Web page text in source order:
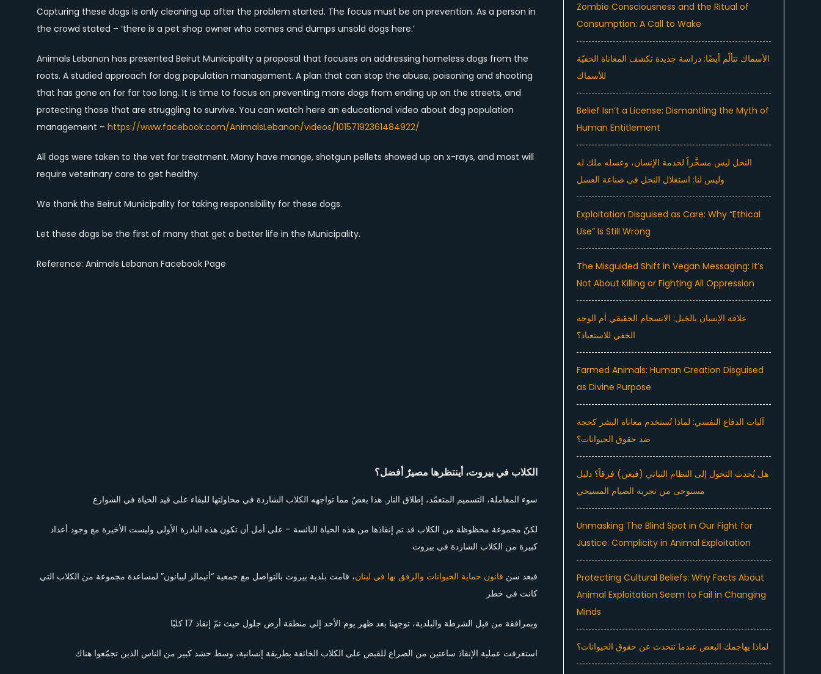
Capturing these dogs is only cleaning up after the problem started. The focus must be on prevention. As a person in
the crowd stated – ‘there is a pet shop owner who comes and dumps unsold dogs here.’
Animals Lebanon has presented Beirut Municipality a proposal that focuses on addressing homeless dogs from the
roots. A studied approach for dog population management. A plan that can stop the abuse, poisoning and shooting
that has gone on for far too long. It is time to focus on preventing more dogs from ending up on the streets, and
protecting those that are struggling to survive. You can watch here an educational video about dog population
management – https://www.facebook.com/AnimalsLebanon/videos/10157192361484922/
All dogs were taken to the vet for treatment. Many have mange, shotgun pellets showed up on x-rays, and most will
require veterinary care to get healthy.
We thank the Beirut Municipality for taking responsibility for these dogs.
Let these dogs be the first of many that get a better life in the Municipality.
Reference: Animals Lebanon Facebook Page
الكلاب في بيروت، أينتظرها مصيرٌ أفضل؟
سوء المعاملة، التسميم المتعمّد، إطلاق النار. هذا بعضٌ مما تواجهه الكلاب الشاردة في محاولتها للبقاء على قيد الحياة في الشوارع
لكنّ مجموعة محظوظة من الكلاب قد تم إنقاذها من هذه الحياة البائسة – على أمل أن تكون هذه البادرة الأولى وليست الأخيرة مع وجود أعداد
كبيرة من الكلاب الشاردة في بيروت
فبعد سن قانون حماية الحيوانات والرفق بها في لبنان، قامت بلدية بيروت بالتواصل مع جمعية “أنيمالز ليبانون” لمساعدة مجموعة من الكلاب التي
كانت في خطر
وبمرافقة من قبل الشرطة والبلدية، توجهنا بعد ظهر يوم الأحد إلى منطقة أرض جلول حيث تمّ إنقاذ 17 كلبًا
استغرقت عملية الإنقاذ ساعتين من الصراع للقبض على الكلاب الخائفة بطريقة إنسانية، وسط حشد كبير من الناس الذين تجمّعوا هناك
Zombie Consciousness and the Ritual of
Consumption: A Call to Wake
الأسماك تتألّم أيضًا: دراسة جديدة تكشف المعاناة الخفيّة
للأسماك
Belief Isn’t a License: Dismantling the Myth of
Human Entitlement
النحل ليس مسخَّراً لخدمة الإنسان، وعسله ملك له
وليس لنا: استغلال النحل في صناعة العسل
Exploitation Disguised as Care: Why “Ethical
Use” Is Still Wrong
The Misguided Shift in Vegan Messaging: It’s
Not About Killing or Fighting All Oppression
علاقة الإنسان بالخيل: الانسجام الحقيقي أم الوجه
الخفي للاستعباد؟
Farmed Animals: Human Creation Disguised
as Divine Purpose
آليات الدفاع النفسي: لماذا تُستخدم معاناة البشر كحجة
ضد حقوق الحيوانات؟
هل يُحدث التحول إلى النظام النباتي (فيغن) فرقاً؟ دليل
مستوحى من تجربة الصيام المسيحي
Unmasking The Blind Spot in Our Fight for
Justice: Complicity in Animal Exploitation
Protecting Cultural Beliefs: Why Facts About
Animal Exploitation Seem to Fail in Changing
Minds
لماذا يهاجمك البعض عندما تتحدث عن حقوق الحيوانات؟